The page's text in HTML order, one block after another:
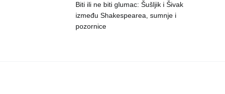
Biti ili ne biti glumac: Šušljik i Šivak
između Shakespearea, sumnje i
pozornice